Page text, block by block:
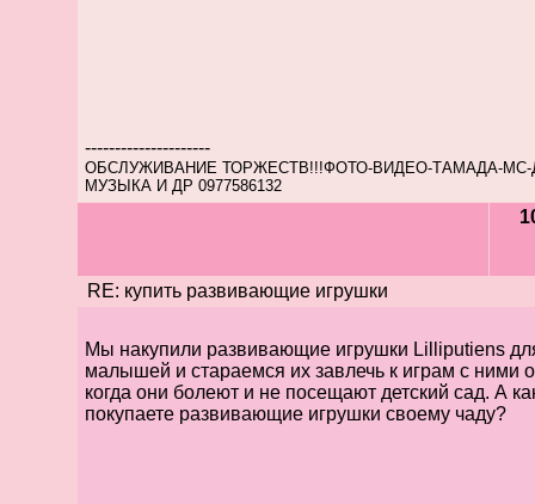
---------------------
ОБСЛУЖИВАНИЕ ТОРЖЕСТВ!!!ФОТО-ВИДЕО-ТАМАДА-МС-
МУЗЫКА И ДР 0977586132
RE: купить развивающие игрушки
Мы накупили развивающие игрушки Lilliputiens
малышей и стараемся их завлечь к играм с ними
когда они болеют и не посещают детский сад. А
покупаете развивающие игрушки своему чаду?